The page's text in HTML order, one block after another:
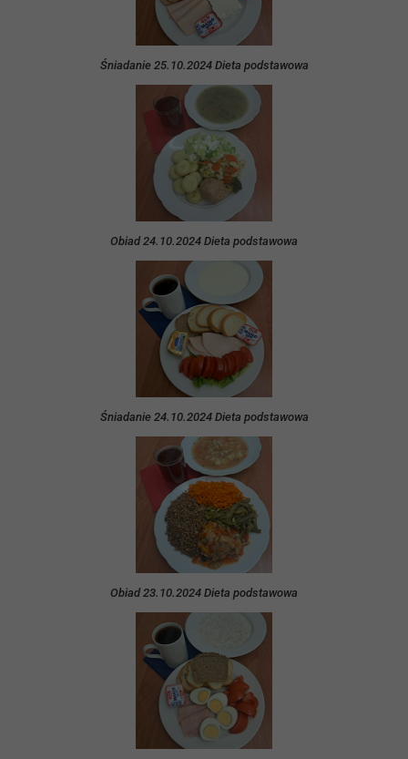
Śniadanie 25.10.2024 Dieta podstawowa
Obiad 24.10.2024 Dieta podstawowa
Śniadanie 24.10.2024 Dieta podstawowa
Obiad 23.10.2024 Dieta podstawowa